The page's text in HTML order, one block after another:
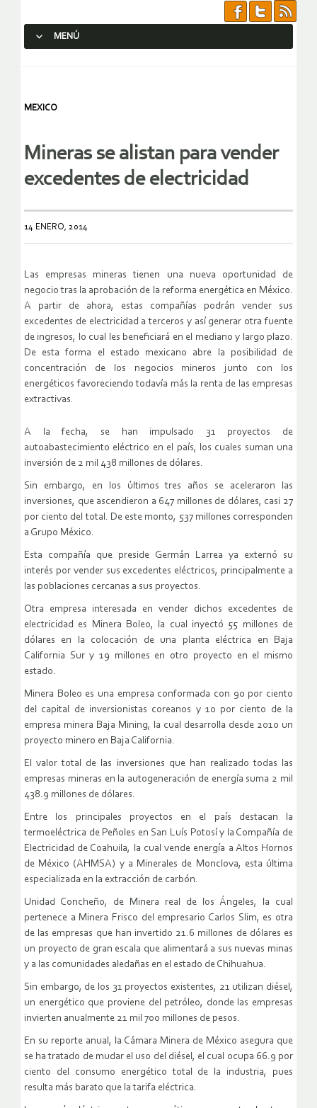
MENÚ
MEXICO
Mineras se alistan para vender
excedentes de electricidad
14 ENERO, 2014
Las empresas mineras tienen una nueva oportunidad de
negocio tras la aprobación de la reforma energética en México.
A partir de ahora, estas compañías podrán vender sus
excedentes de electricidad a terceros y así generar otra fuente
de ingresos, lo cual les beneficiará en el mediano y largo plazo.
De esta forma el estado mexicano abre la posibilidad de
concentración de los negocios mineros junto con los
energéticos favoreciendo todavía más la renta de las empresas
extractivas.
A la fecha, se han impulsado 31 proyectos de
autoabastecimiento eléctrico en el país, los cuales suman una
inversión de 2 mil 438 millones de dólares.
Sin embargo, en los últimos tres años se aceleraron las
inversiones, que ascendieron a 647 millones de dólares, casi 27
por ciento del total. De este monto, 537 millones corresponden
a Grupo México.
Esta compañía que preside Germán Larrea ya externó su
interés por vender sus excedentes eléctricos, principalmente a
las poblaciones cercanas a sus proyectos.
Otra empresa interesada en vender dichos excedentes de
electricidad es Minera Boleo, la cual inyectó 55 millones de
dólares en la colocación de una planta eléctrica en Baja
California Sur y 19 millones en otro proyecto en el mismo
estado.
Minera Boleo es una empresa conformada con 90 por ciento
del capital de inversionistas coreanos y 10 por ciento de la
empresa minera Baja Mining, la cual desarrolla desde 2010 un
proyecto minero en Baja California.
El valor total de las inversiones que han realizado todas las
empresas mineras en la autogeneración de energía suma 2 mil
438.9 millones de dólares.
Entre los principales proyectos en el país destacan la
termoeléctrica de Peñoles en San Luís Potosí y la Compañía de
Electricidad de Coahuila, la cual vende energía a Altos Hornos
de México (AHMSA) y a Minerales de Monclova, esta última
especializada en la extracción de carbón.
Unidad Concheño, de Minera real de los Ángeles, la cual
pertenece a Minera Frisco del empresario Carlos Slim, es otra
de las empresas que han invertido 21.6 millones de dólares es
un proyecto de gran escala que alimentará a sus nuevas minas
y a las comunidades aledañas en el estado de Chihuahua.
Sin embargo, de los 31 proyectos existentes, 21 utilizan diésel,
un energético que proviene del petróleo, donde las empresas
invierten anualmente 21 mil 700 millones de pesos.
En su reporte anual, la Cámara Minera de México asegura que
se ha tratado de mudar el uso del diésel, el cual ocupa 66.9 por
ciento del consumo energético total de la industria, pues
resulta más barato que la tarifa eléctrica.